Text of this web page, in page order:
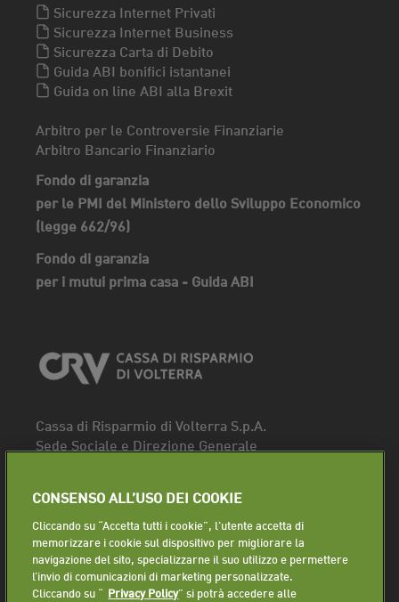
Sicurezza Internet Privati
Sicurezza Internet Business
Sicurezza Carta di Debito
Guida ABI bonifici istantanei
Guida on line ABI alla Brexit
Arbitro per le Controversie Finanziarie
Arbitro Bancario Finanziario
Fondo di garanzia
per le PMI del Ministero dello Sviluppo Economico
(legge 662/96)
Fondo di garanzia
per i mutui prima casa - Guida ABI
Cassa di Risparmio di Volterra S.p.A.
Sede Sociale e Direzione Generale
Fax. 0588 86940
Segui la pagina
Lavora con noi
CONSENSO ALL’USO DEI COOKIE
Cliccando su “Accetta tutti i cookie”, l'utente accetta di
memorizzare i cookie sul dispositivo per migliorare la
navigazione del sito, specializzarne il suo utilizzo e permettere
l’invio di comunicazioni di marketing personalizzate.
Cliccando su “ Privacy Policy” si potrà accedere alle